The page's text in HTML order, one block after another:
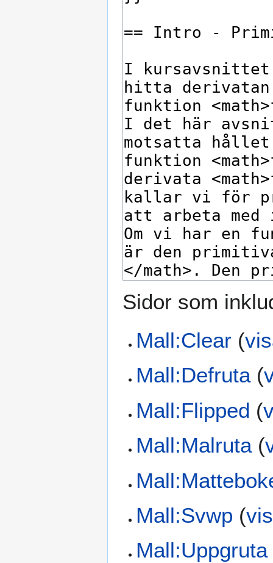
Sidor som
Mall:Clear (
Mall:Defruta(
Mall:Flipped (
Mall:Malruta(
Mall:Svwp (
Mall:Uppgruta